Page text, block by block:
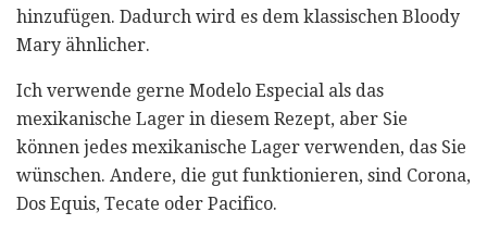
hinzufügen. Dadurch wird es dem klassischen Bloody
Mary ähnlicher.
Ich verwende gerne Modelo Especial als das
mexikanische Lager in diesem Rezept, aber Sie
können jedes mexikanische Lager verwenden, das Sie
wünschen. Andere, die gut funktionieren, sind Corona,
Dos Equis, Tecate oder Pacifico.